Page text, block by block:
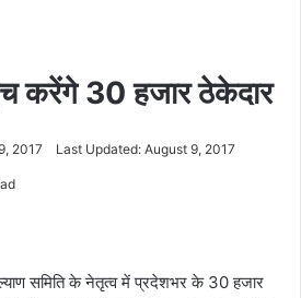
करेंगे 30 हजार ठेकेदार
2017 Last Updated: August 9, 2017
समिति के नेतृत्व में प्रदेशभर के 30 हजार